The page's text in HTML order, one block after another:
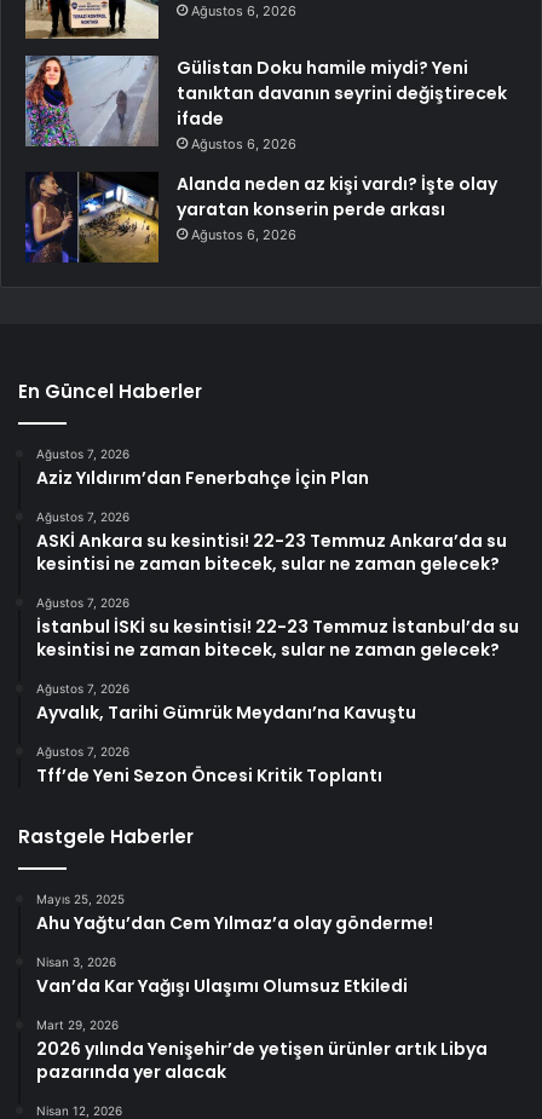
Ağustos 6, 2026
Gülistan Doku hamile miydi? Yeni
tanıktan davanın seyrini değiştirecek
ifade
Ağustos 6, 2026
Alanda neden az kişi vardı? İşte olay
yaratan konserin perde arkası
Ağustos 6, 2026
En Güncel Haberler
Ağustos 7, 2026
Aziz Yıldırım’dan Fenerbahçe İçin Plan
Ağustos 7, 2026
ASKİ Ankara su kesintisi! 22-23 Temmuz Ankara’da su
kesintisi ne zaman bitecek, sular ne zaman gelecek?
Ağustos 7, 2026
İstanbul İSKİ su kesintisi! 22-23 Temmuz İstanbul’da su
kesintisi ne zaman bitecek, sular ne zaman gelecek?
Ağustos 7, 2026
Ayvalık, Tarihi Gümrük Meydanı’na Kavuştu
Ağustos 7, 2026
Tff’de Yeni Sezon Öncesi Kritik Toplantı
Rastgele Haberler
Mayıs 25, 2025
Ahu Yağtu’dan Cem Yılmaz’a olay gönderme!
Nisan 3, 2026
Van’da Kar Yağışı Ulaşımı Olumsuz Etkiledi
Mart 29, 2026
2026 yılında Yenişehir’de yetişen ürünler artık Libya
pazarında yer alacak
Nisan 12, 2026